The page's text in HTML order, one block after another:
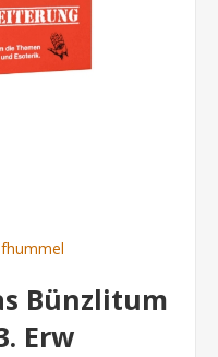
Bünzlitum
Erw